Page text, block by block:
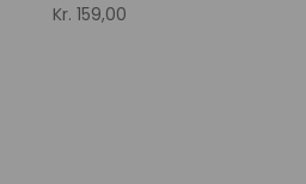
Kr. 159,00